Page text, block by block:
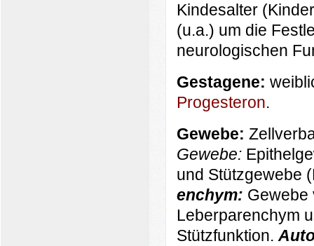
Kindesalter
(u.a.) um die
neurologischen
Gestagene:
Progesteron.
Gewebe:
Gewebe:
und Stützgewebe
enchym: Gewebe
Leberparenchym
Stützfunktion.